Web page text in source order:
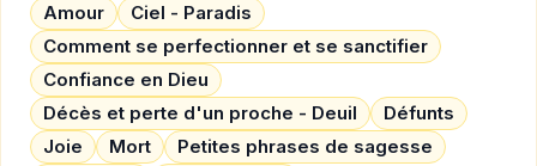
Amour
Ciel - Paradis
Comment se perfectionner et se sanctifier
Confiance en Dieu
Décès et perte d'un proche - Deuil
Défunts
Joie
Mort
Petites phrases de sagesse